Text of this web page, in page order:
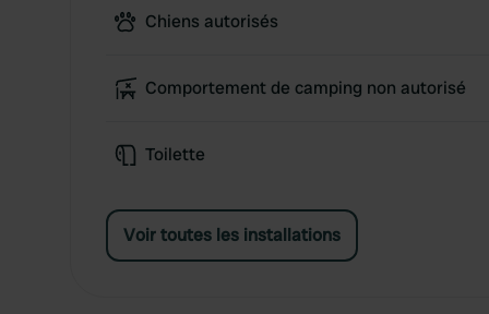
Chiens autorisés
Comportement de camping non autorisé
Toilette
Voir toutes les installations